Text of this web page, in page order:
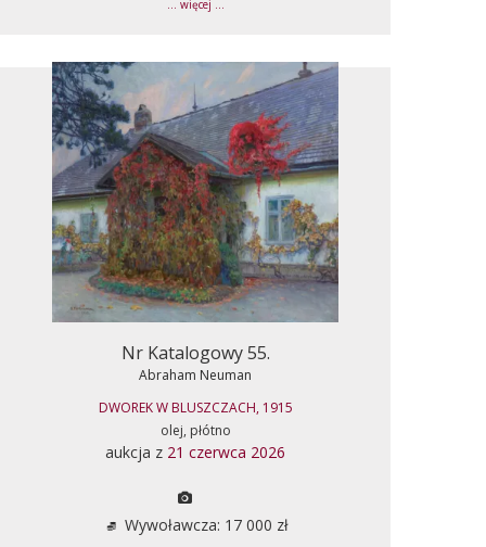
... więcej ...
Nr Katalogowy 55.
Abraham Neuman
DWOREK W BLUSZCZACH, 1915
olej, płótno
aukcja z 21 czerwca 2026
Wywoławcza: 17 000 zł